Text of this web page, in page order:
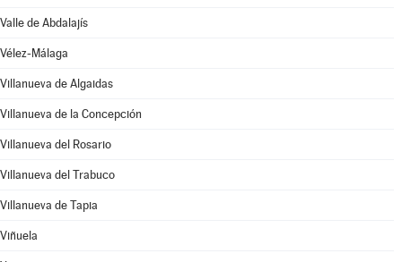
Valle de Abdalajís
Vélez-Málaga
Villanueva de Algaidas
Villanueva de la Concepción
Villanueva del Rosario
Villanueva del Trabuco
Villanueva de Tapia
Viñuela